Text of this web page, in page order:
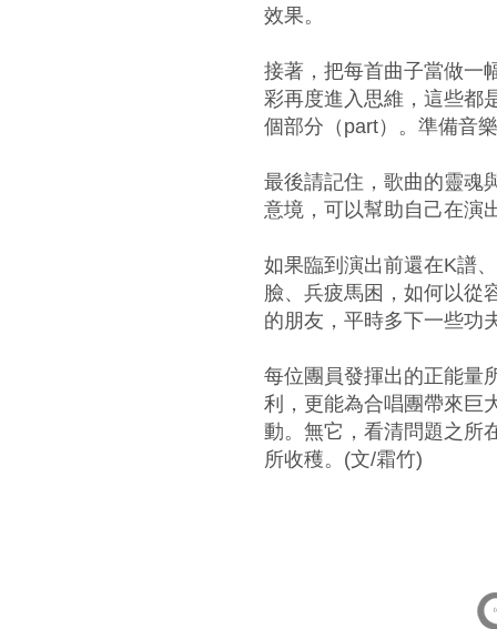
效果。
接著，把每首曲子當做一
彩再度進入思維，這些都
個部分（part）。準備音
最後請記住，歌曲的靈魂
意境，可以幫助自己在演
如果臨到演出前還在K譜
臉、兵疲馬困，如何以從
的朋友，平時多下一些功
每位團員發揮出的正能量
利，更能為合唱團帶來巨
動。無它，看清問題之所
所收穫。(文/霜竹)